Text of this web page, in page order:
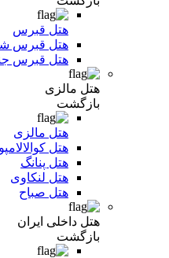
هتل قبرس
هتل قبرس
هتل قبرس
هتل مالزی
بازگشت
هتل مالزی
هتل
هتل پنانگ
هتل لنکاوی
هتل صباح
هتل داخلی ایران
بازگشت